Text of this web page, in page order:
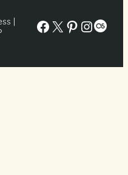
|
Facebook
X Pinterest